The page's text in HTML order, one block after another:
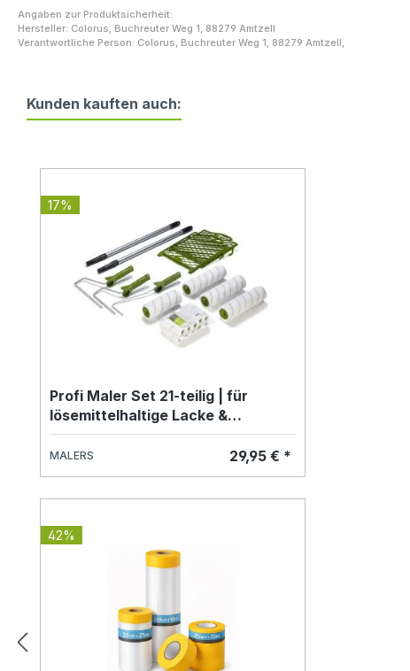
Angaben zur Produktsicherheit:
Hersteller: Colorus, Buchreuter Weg 1, 88279 Amtzell
Verantwortliche Person: Colorus, Buchreuter Weg 1, 88279 Amtzell,
Kunden kauften auch:
17%
Profi Maler Set 21-teilig | für
lösemittelhaltige Lacke &
Wandfarben
MALERS 29,95 € *
42%